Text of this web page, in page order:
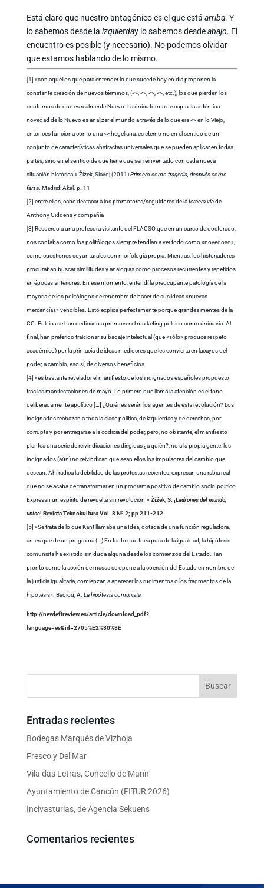
Está claro que nuestro antagónico es el que está arriba. Y
lo sabemos desde la izquierday lo sabemos desdeabajo. El
encuentro es posible (y necesario). No podemos olvidar
que estamos hablando de lo mismo.
[1] «son aquellos que para entender lo que sucede hoy en día proponen la
constante creación de nuevos términos, (<>, <>, <>, <>, etc.), los que pierden los
contornos de que es realmente Nuevo. La única forma de captar la auténtica
novedad de lo Nuevo es analizar el mundo a través de lo que era <> en lo Viejo,
entonces funciona como una <> hegeliana: es eterno no en el sentido de un
conjunto de características abstractas universales que se pueden aplicar en todas
partes, sino en el sentido de que tiene que ser reinventado con cada nueva
situación histórica.» Žižek, Slavoj (2011)Primero como tragedia, después como
farsa. Madrid: Akal. p. 11
[2] entre ellos, cabe destacar a los promotores/seguidores de latercera víade
Anthony Giddens y compañía
[3] Recuerdo a una profesora visitante del FLACSO que en un curso de doctorado,
nos contaba como los politólogos siempre tendían a ver todo como «novedoso»,
como cuestiones coyunturales con morfología propia. Mientras, los historiadores
procuraban buscar similitudes y analogías como procesos recurrentes y repetidos
en épocas anteriores. En ese momento, entendí la preocupante patología de la
mayoría de los politólogos de renombre de hacer de sus ideas «nuevas
mercancías» vendibles. Esto explica perfectamente porque grandes mentes de la
CC. Política se han dedicado a promover el marketing político como única vía. Al
final, han preferido traicionar su bagaje intelectual (que «sólo» produce respeto
académico) por la primacía de ideas mediocres que les convierta en lacayos del
poder, a cambio, eso sí, de diversos beneficios.
[4] «es bastante revelador el manifiesto de los indignados españoles propuesto
tras las manifestaciones de mayo. Lo primero que llama la atención es el tono
deliberadamente apolítico […] ¿Quiénes serán los agentes de esta revolución? Los
indignados rechazan a toda la clase política, de izquierdas y de derechas, por
corrupta y por entregarse a la codicia del poder, pero, no obstante, el manifiesto
plantea una serie de reivindicaciones dirigidas ¿a quién?; no a la propia gente: los
indignados (aún) no reivindican que sean ellos los impulsores del cambio que
desean. Ahí radica la debilidad de las protestas recientes: expresan una rabia real
que no se acaba de transformar en un programa positivo de cambio socio-político
Expresan un espíritu de revuelta sin revolución.»Žižek, S. ¡Ladrones del mundo,
uníos! Revista Teknokultura Vol. 8 Nº 2; pp 211-212
[5] «Se trata de lo que Kant llamaba una Idea, dotada de una función reguladora,
antes que de un programa (…) En tanto que Idea pura de la igualdad, la hipótesis
comunista ha existido sin duda alguna desde los comienzos del Estado. Tan
pronto como la acción de masas se opone a la coerción del Estado en nombre de
la justicia igualitaria, comienzan a aparecer los rudimentos o los fragmentos de la
hipótesis». Badiou, A. La hipótesis comunista.
http://newleftreview.es/article/download_pdf?
language=es&id=2705%E2%80%8E
Entradas recientes
Bodegas Marqués de Vizhoja
Fresco y Del Mar
Vila das Letras, Concello de Marín
Ayuntamiento de Cancún (FITUR 2026)
Incivasturias, de Agencia Sekuens
Comentarios recientes